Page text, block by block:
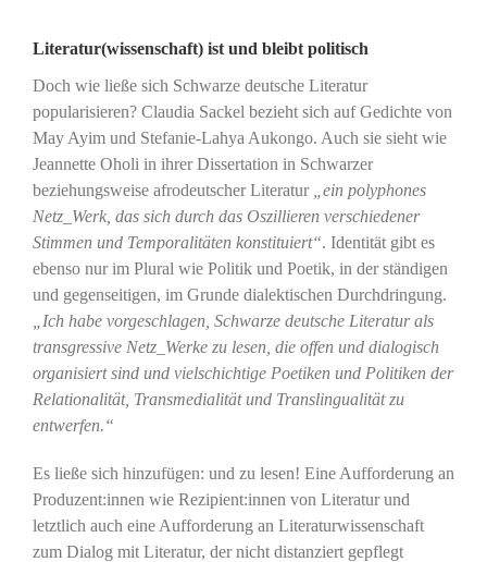
Literatur(wissenschaft) ist und bleibt politisch
Doch wie ließe sich Schwarze deutsche Literatur
popularisieren? Claudia Sackel bezieht sich auf Gedichte von
May Ayim und Stefanie-Lahya Aukongo. Auch sie sieht wie
Jeannette Oholi in ihrer Dissertation in Schwarzer
beziehungsweise afrodeutscher Literatur
„ein polyphones
Netz_Werk, das sich durch das Oszillieren verschiedener
Stimmen und Temporalitäten konstituiert“. Identität gibt es
ebenso nur im Plural wie Politik und Poetik, in der ständigen
und gegenseitigen, im Grunde dialektischen Durchdringung.
„Ich habe vorgeschlagen, Schwarze deutsche Literatur als
transgressive Netz_Werke zu lesen, die offen und dialogisch
organisiert sind und vielschichtige Poetiken und Politiken der
Relationalität, Transmedialität und Translingualität zu
entwerfen.“
Es ließe sich hinzufügen: und zu lesen! Eine Aufforderung an
Produzent:innen wie Rezipient:innen von Literatur und
letztlich auch eine Aufforderung an Literaturwissenschaft
zum Dialog mit Literatur, der nicht distanziert gepflegt